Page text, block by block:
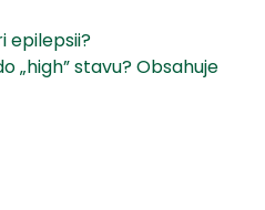
epilepsii?
„high” stavu? Obsahuje